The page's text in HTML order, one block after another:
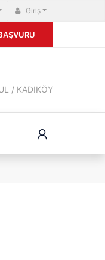
Giriş
/ KADIKÖY